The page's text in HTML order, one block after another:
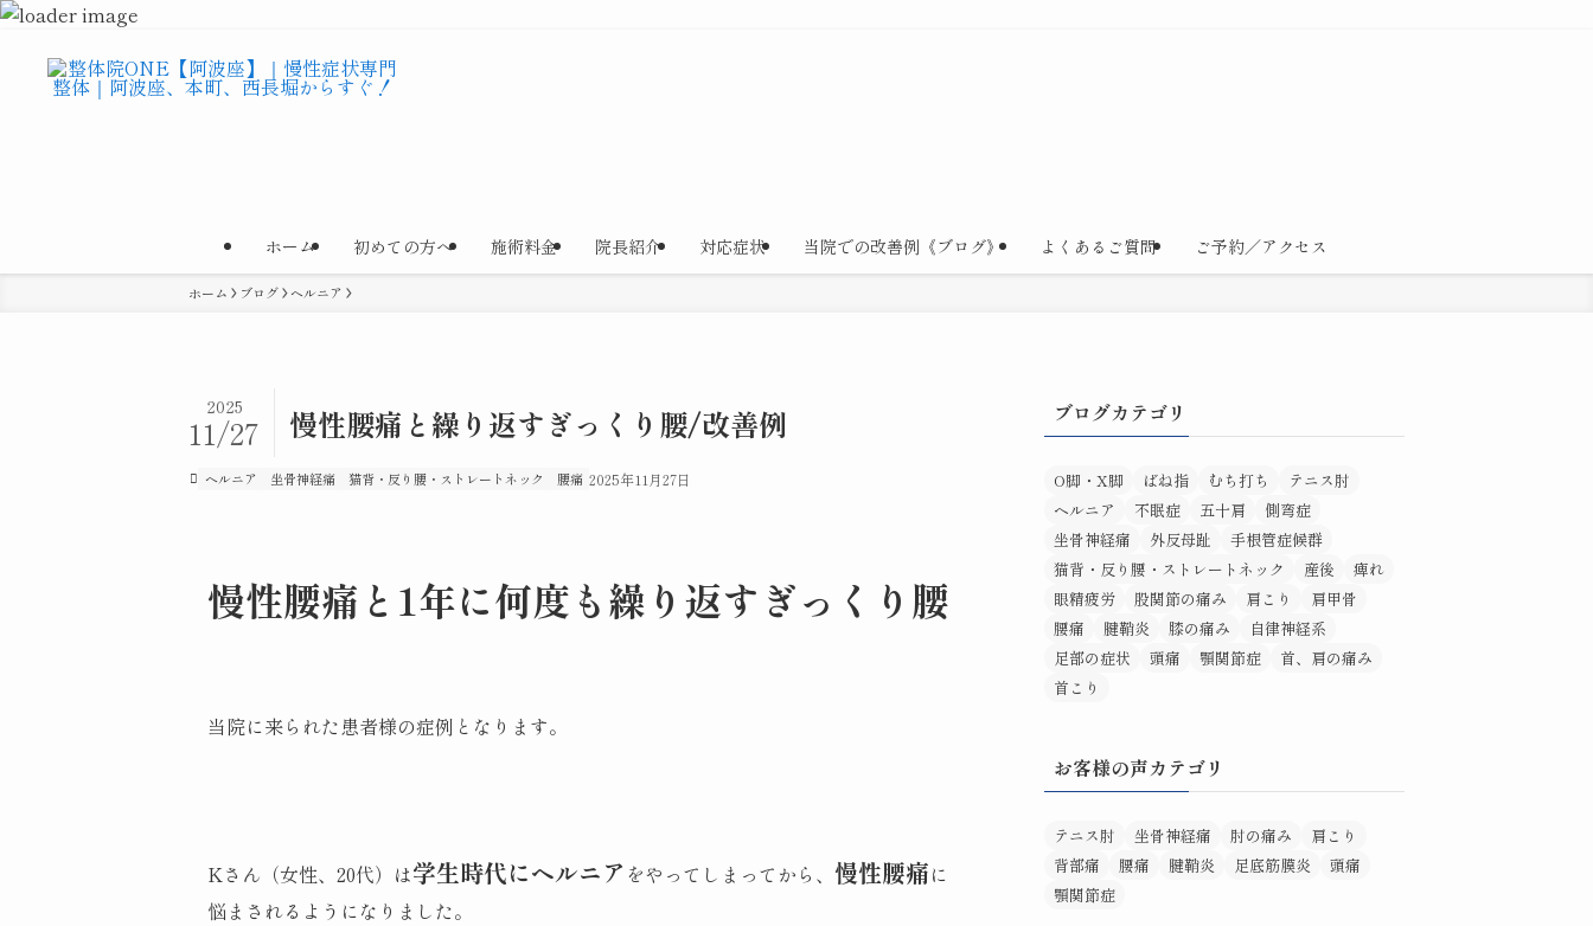
ホーム 初めての方へ 施術料金 院長紹介 対応症状 当院での改善例《ブログ》 よくあるご質問 ご予約／アクセス
ホーム ブログ ヘルニア
慢性腰痛と繰り返すぎっくり腰/改善例
2025
11/27
ヘルニア 坐骨神経痛 猫背・反り腰・ストレートネック 腰痛 2025年11月27日
慢性腰痛と1年に何度も繰り返すぎっくり腰
当院に来られた患者様の症例となります。
Kさん（女性、20代）は学生時代にヘルニア をやってしまってから、 慢性腰痛に
悩まされるようになりました。
ブログカテゴリ
O脚・X脚 ばね指 むち打ち
テニス肘
ヘルニア
不眠症 五十肩
側弯症
坐骨神経痛
外反母趾
手根管症候群
猫背・反り腰・ストレートネック
産後
痺れ
眼精疲労
股関節の痛み 肩こり
肩甲骨
腰痛
腱鞘炎 膝の痛み
自律神経系
足部の症状
頭痛 顎関節症
首、肩の痛み
首こり
お客様の声カテゴリ
テニス肘 坐骨神経痛 肘の痛み
肩こり
背部痛
腰痛 腱鞘炎 足底筋膜炎
頭痛
顎関節症